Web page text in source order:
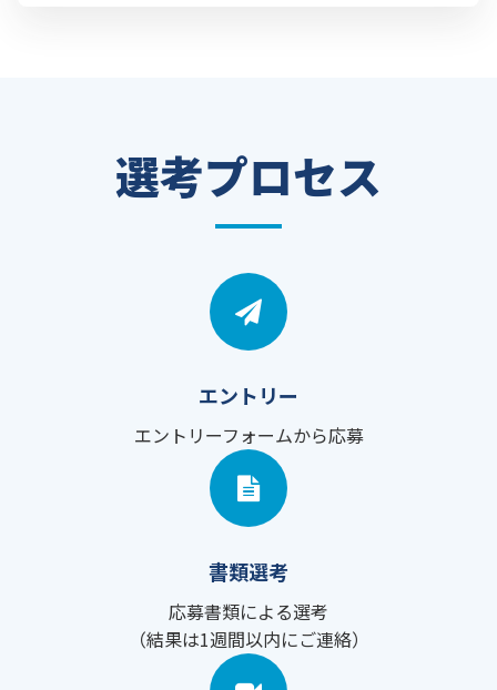
選考プロセス
エントリー
エントリーフォームから応募
書類選考
応募書類による選考
（結果は1週間以内にご連絡）